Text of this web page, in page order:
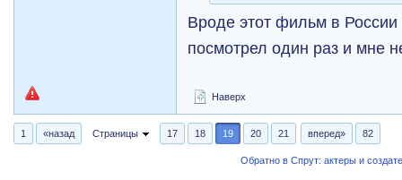
Вроде этот фильм в
посмотрел один раз и мне
Наверх
1 «назад Страницы 17 18 19 20 21 вперед» 82
Обратно в Спрут: актеры и